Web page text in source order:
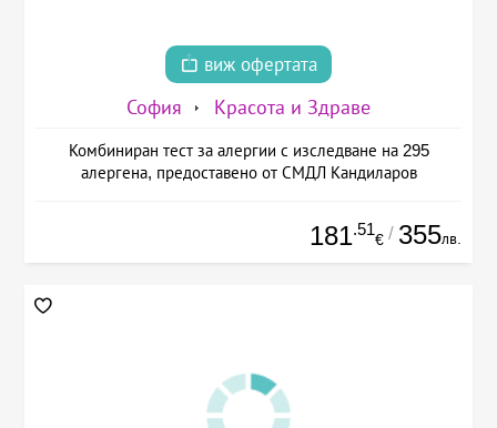
виж офертата
София Красота и Здраве
Комбиниран тест за алергии с изследване на 295
алергена, предоставено от СМДЛ Кандиларов
181.51
€ / 355лв.